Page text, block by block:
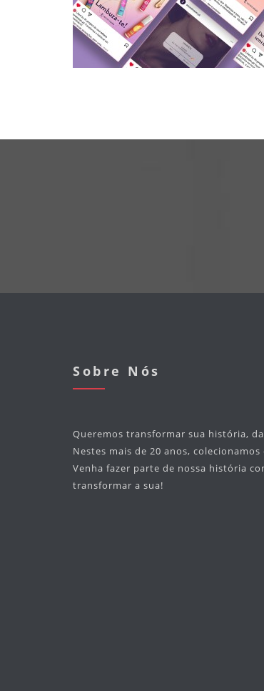
Sobre Nós
Queremos transformar sua história,
Nestes mais de 20 anos,
Venha fazer parte de nossa história
transformar a sua!